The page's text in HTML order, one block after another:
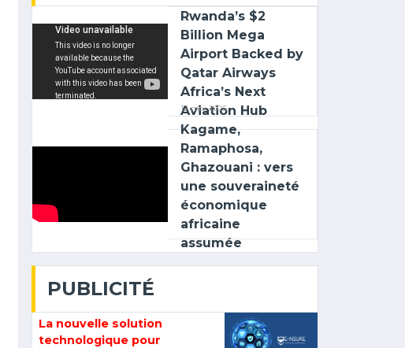
Rwanda’s $2
Billion Mega
Airport Backed by
Qatar Airways
Africa’s Next
Aviation Hub
12 mai 2025
Kagame,
Ramaphosa,
Ghazouani : vers
une souveraineté
économique
africaine
assumée
PUBLICITÉ
La nouvelle solution
technologique pour